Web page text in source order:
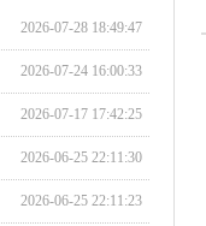
2026-07-28 18:49:47
2026-07-24 16:00:33
2026-07-17 17:42:25
2026-06-25 22:11:30
2026-06-25 22:11:23